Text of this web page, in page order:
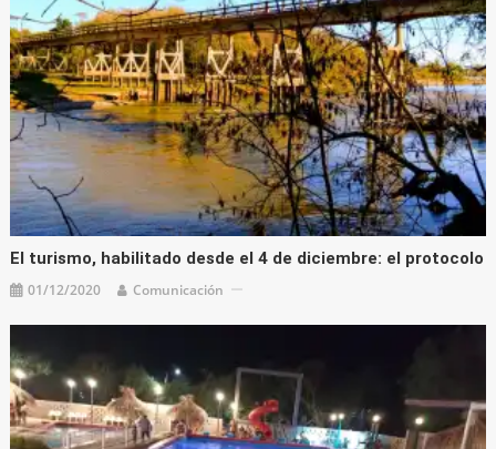
El turismo, habilitado desde el 4 de diciembre: el protocolo
01/12/2020 Comunicación